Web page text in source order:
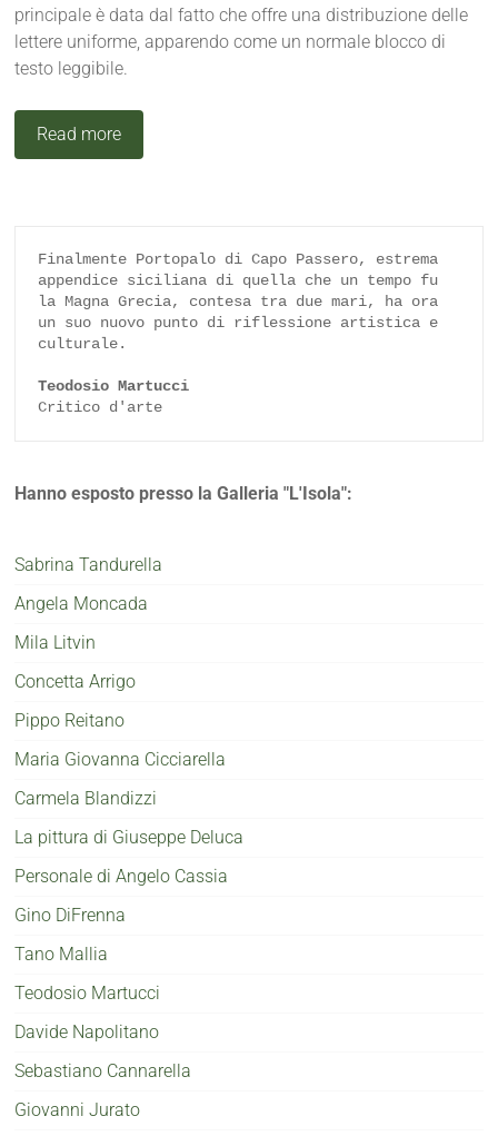
principale è data dal fatto che offre una distribuzione delle
lettere uniforme, apparendo come un normale blocco di
testo leggibile.
Read more
Finalmente Portopalo di Capo Passero, estrema
appendice siciliana di quella che un tempo fu
la Magna Grecia, contesa tra due mari, ha ora
un suo nuovo punto di riflessione artistica e
culturale.
Teodosio Martucci
Critico d'arte
Hanno esposto presso la Galleria "L'Isola":
Sabrina Tandurella
Angela Moncada
Mila Litvin
Concetta Arrigo
Pippo Reitano
Maria Giovanna Cicciarella
Carmela Blandizzi
La pittura di Giuseppe Deluca
Personale di Angelo Cassia
Gino DiFrenna
Tano Mallia
Teodosio Martucci
Davide Napolitano
Sebastiano Cannarella
Giovanni Jurato